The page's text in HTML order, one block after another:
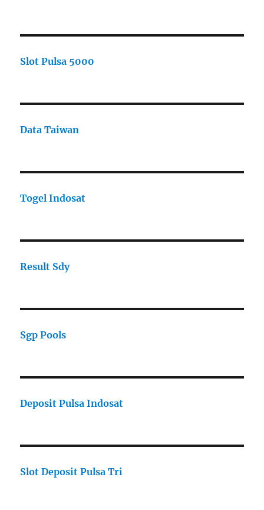
Slot Pulsa 5000
Data Taiwan
Togel Indosat
Result Sdy
Sgp Pools
Deposit Pulsa Indosat
Slot Deposit Pulsa Tri